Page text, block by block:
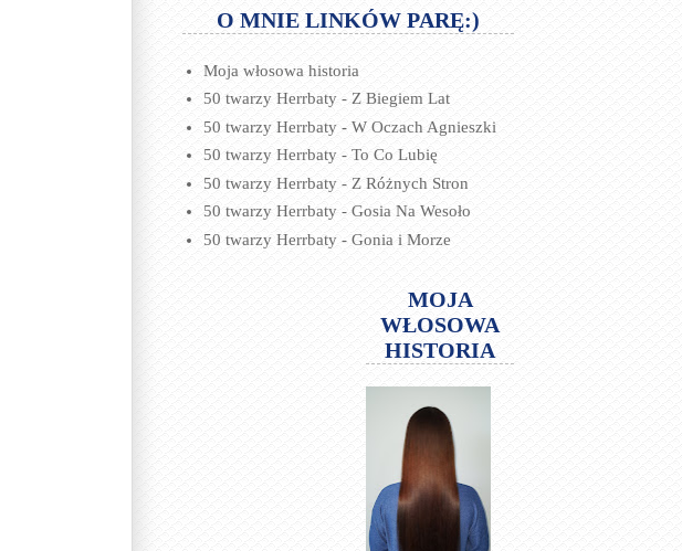
O MNIE LINKÓW PARĘ:)
Moja włosowa historia
50 twarzy Herrbaty - Z Biegiem Lat
50 twarzy Herrbaty - W Oczach Agnieszki
50 twarzy Herrbaty - To Co Lubię
50 twarzy Herrbaty - Z Różnych Stron
50 twarzy Herrbaty - Gosia Na Wesoło
50 twarzy Herrbaty - Gonia i Morze
MOJA
WŁOSOWA
HISTORIA